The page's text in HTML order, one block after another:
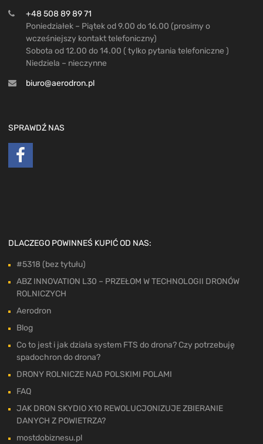
+48 508 89 89 71
Poniedziałek – Piątek od 9.00 do 16.00 (prosimy o
wcześniejszy kontakt telefoniczny)
Sobota od 12.00 do 14.00 ( tylko pytania telefoniczne )
Niedziela – nieczynne
biuro@aerodron.pl
SPRAWDŹ NAS
DLACZEGO POWINNEŚ KUPIĆ OD NAS:
#5318 (bez tytułu)
ABZ INNOVATION L30 – PRZEŁOM W TECHNOLOGII DRONÓW
ROLNICZYCH
Aerodron
Blog
Co to jest i jak działa system FTS do drona? Czy potrzebuję
spadochron do drona?
DRONY ROLNICZE NAD POLSKIMI POLAMI
FAQ
JAK DRON SKYDIO X10 REWOLUCJONIZUJE ZBIERANIE
DANYCH Z POWIETRZA?
mostdobiznesu.pl